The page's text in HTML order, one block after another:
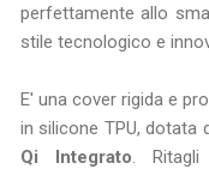
perfettamente allo
stile tecnologico e
E' una cover rigida e
in silicone TPU, dotata
Qi Integrato .